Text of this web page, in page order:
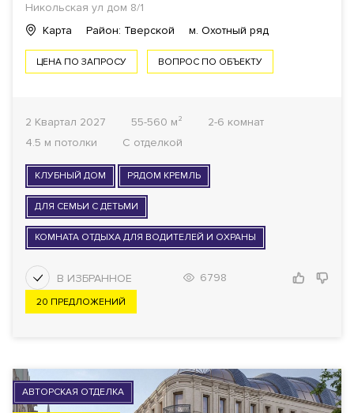
Никольская ул дом 8/1
Карта
Район: Тверской м. Охотный ряд
ЦЕНА ПО ЗАПРОСУ ВОПРОС ПО ОБЪЕКТУ
2 Квартал 2027 55-560 м²
2-6 комнат
4.5 м потолки
С отделкой
КЛУБНЫЙ ДОМ РЯДОМ КРЕМЛЬ
ДЛЯ СЕМЬИ С ДЕТЬМИ
КОМНАТА ОТДЫХА ДЛЯ ВОДИТЕЛЕЙ И ОХРАНЫ
6798
20 ПРЕДЛОЖЕНИЙ
АВТОРСКАЯ ОТДЕЛКА